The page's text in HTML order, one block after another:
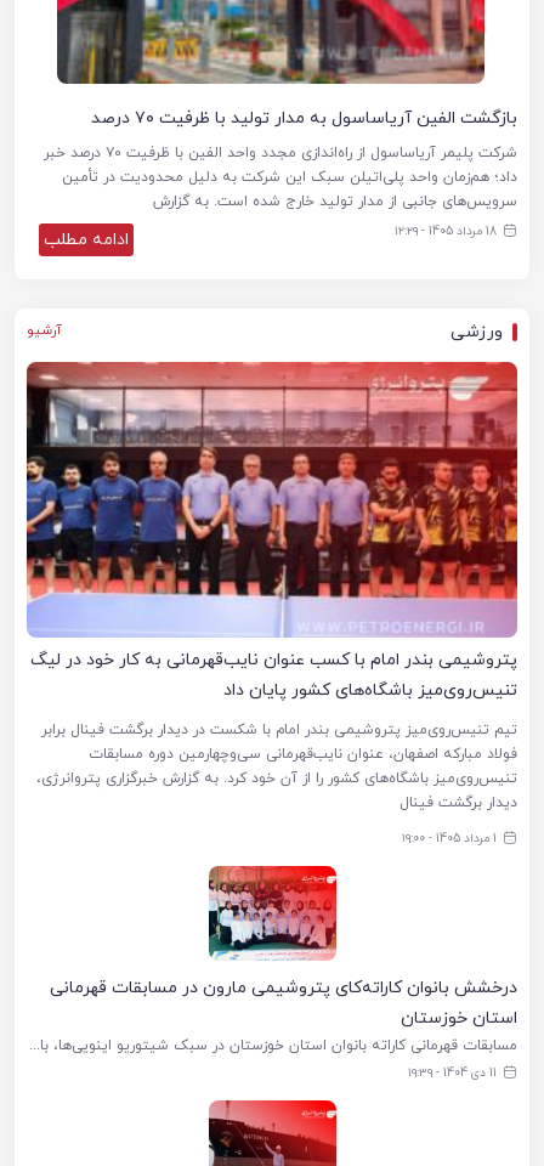
بازگشت الفین آریاساسول به مدار تولید با ظرفیت ۷۰ درصد
شرکت پلیمر آریاساسول از راه‌اندازی مجدد واحد الفین با ظرفیت ۷۰ درصد خبر
داد؛ هم‌زمان واحد پلی‌اتیلن سبک این شرکت به دلیل محدودیت در تأمین
سرویس‌های جانبی از مدار تولید خارج شده است. به گزارش
18 مرداد 1405 - ۱۲:۲۹ ادامه مطلب
ورزشی آرشیو
پتروشیمی بندر امام با کسب عنوان نایب‌قهرمانی به کار خود در لیگ
تنیس‌روی‌میز باشگاه‌های کشور پایان داد
تیم تنیس‌روی‌میز پتروشیمی بندر امام با شکست در دیدار برگشت فینال برابر
فولاد مبارکه اصفهان، عنوان نایب‌قهرمانی سی‌وچهارمین دوره مسابقات
تنیس‌روی‌میز باشگاه‌های کشور را از آن خود کرد. به گزارش خبرگزاری پتروانرژی،
دیدار برگشت فینال
1 مرداد 1405 - ۱۹:۰۰
درخشش بانوان کاراته‌کای پتروشیمی مارون در مسابقات قهرمانی
استان خوزستان
مسابقات قهرمانی کاراته بانوان استان خوزستان در سبک شیتوریو اینویی‌ها، با حضور ۶۲۸ ورزشکار از شهرهای اهواز، امیدیه، بندر ماهشهر، هندیجان، هفتگل، اندیمشک، رامهرمز، ایذه، بهبهان، آغاجاری و آبادان، روز جمعه ۲۸ آذرماه ۱۴۰۴ در
11 دی 1404 - ۱۹:۳۹